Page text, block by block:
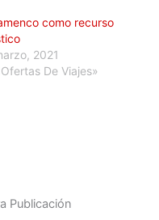
como recurso
2021
De Viajes»
Publicación